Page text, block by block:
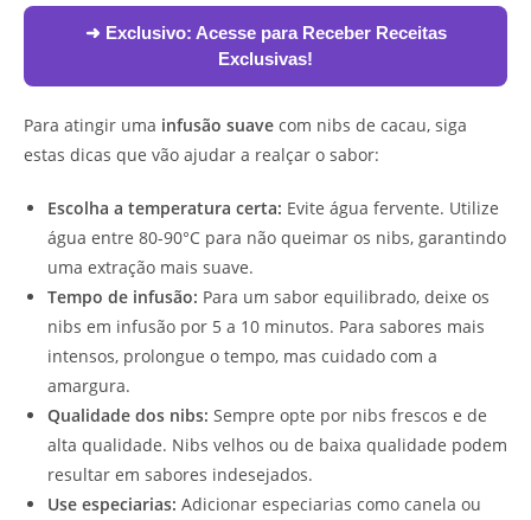
➜ Exclusivo: Acesse para Receber Receitas
Exclusivas!
Para atingir uma infusão suave com nibs de cacau, siga
estas dicas que vão ajudar a realçar o sabor:
Escolha a temperatura certa: Evite água fervente. Utilize
água entre 80-90°C para não queimar os nibs, garantindo
uma extração mais suave.
Tempo de infusão: Para um sabor equilibrado, deixe os
nibs em infusão por 5 a 10 minutos. Para sabores mais
intensos, prolongue o tempo, mas cuidado com a
amargura.
Qualidade dos nibs: Sempre opte por nibs frescos e de
alta qualidade. Nibs velhos ou de baixa qualidade podem
resultar em sabores indesejados.
Use especiarias: Adicionar especiarias como canela ou